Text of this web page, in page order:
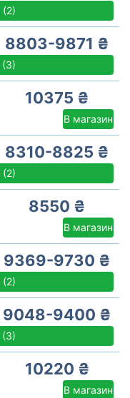
(2)
8803-9871 ₴
(3)
10375 ₴
В магазин
8310-8825 ₴
(2)
8550 ₴
В магазин
9369-9730 ₴
(2)
9048-9400 ₴
(3)
10220 ₴
В магазин